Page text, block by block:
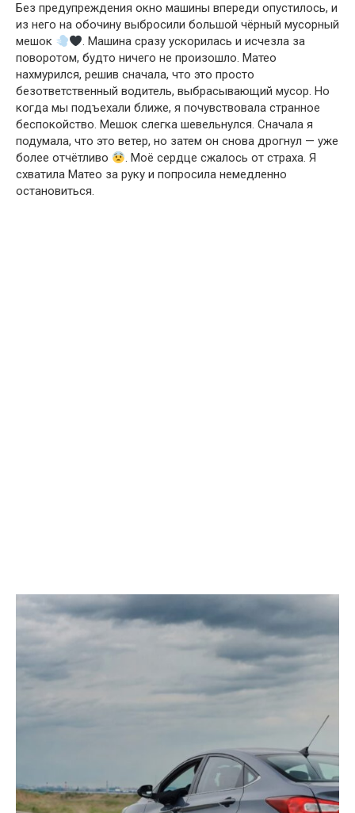
Без предупреждения окно машины впереди опустилось, и
из него на обочину выбросили большой чёрный мусорный
мешок
. Машина сразу ускорилась и исчезла за
поворотом, будто ничего не произошло. Матео
нахмурился, решив сначала, что это просто
безответственный водитель, выбрасывающий мусор. Но
когда мы подъехали ближе, я почувствовала странное
беспокойство. Мешок слегка шевельнулся. Сначала я
подумала, что это ветер, но затем он снова дрогнул — уже
более отчётливо
. Моё сердце сжалось от страха. Я
схватила Матео за руку и попросила немедленно
остановиться.